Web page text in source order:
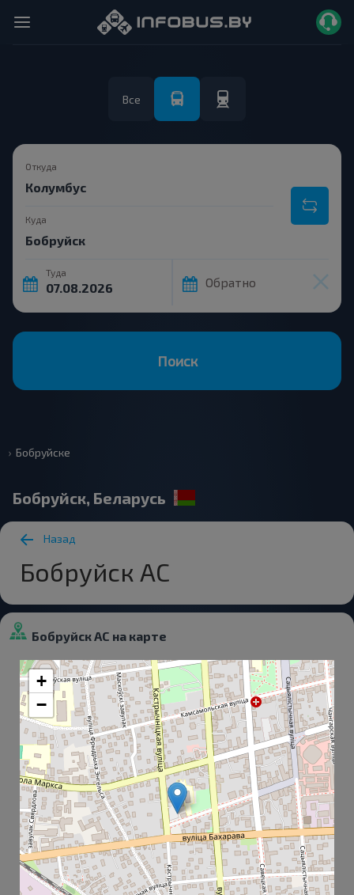
Все
Откуда
Куда
Туда
Обратно
Поиск
Бобруйске
Бобруйск, Беларусь
Назад
Бобруйск АС
Бобруйск АС на карте
+
−